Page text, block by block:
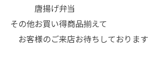
唐揚げ弁当
その他お買い得商品揃えて
お客様のご来店お待ちしております